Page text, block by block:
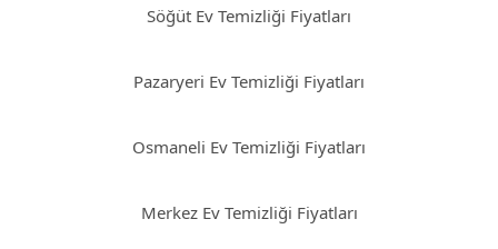
Söğüt Ev Temizliği Fiyatları
Pazaryeri Ev Temizliği Fiyatları
Osmaneli Ev Temizliği Fiyatları
Merkez Ev Temizliği Fiyatları